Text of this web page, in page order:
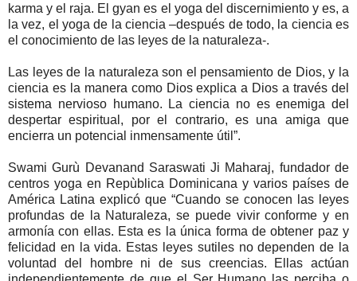
karma y el raja. El gyan es el yoga del discernimiento y es, a
la vez, el yoga de la ciencia –después de todo, la ciencia es
el conocimiento de las leyes de la naturaleza-.
Las leyes de la naturaleza son el pensamiento de Dios, y la
ciencia es la manera como Dios explica a Dios a través del
sistema nervioso humano. La ciencia no es enemiga del
despertar espiritual, por el contrario, es una amiga que
encierra un potencial inmensamente útil”.
Swami Gurù Devanand Saraswati Ji Maharaj, fundador de
centros yoga en Repùblica Dominicana y varios países de
América Latina explicó que “Cuando se conocen las leyes
profundas de la Naturaleza, se puede vivir conforme y en
armonía con ellas. Esta es la única forma de obtener paz y
felicidad en la vida. Estas leyes sutiles no dependen de la
voluntad del hombre ni de sus creencias. Ellas actúan